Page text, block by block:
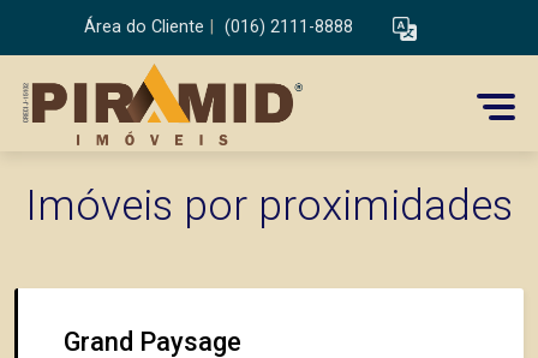
Área do Cliente (016) 2111-8888
Imóveis por proximidades
Grand Paysage